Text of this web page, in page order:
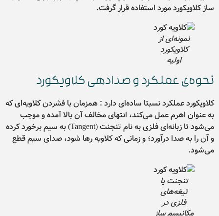
ساز کلاویکورد مورد استفاده قرار گرفت.
نمونه‌ای از
کلاویکورد
اولیه
نحوه‌ی عملکرد و صدادهی کلاویکورد
کلاویکورد عملکرد نسبتا ساده‌ای دارد : همزمان با فشردن کلاویه‌ای که
به عنوان اهرم عمل می‌کند، انتهای مخالف آن بالا آمده و موجب
می‌شود تا زبانه‌ای فلزی به نام تنجنت (Tangent) به سیم برخورد کرده
و آن را به صدا درآورد؛ و زمانی که کلاویه رها شود، صدای سیم قطع
می‌شود.
تنجنت یا
تیغه‌های
فلزی در
مکانیسم ساز